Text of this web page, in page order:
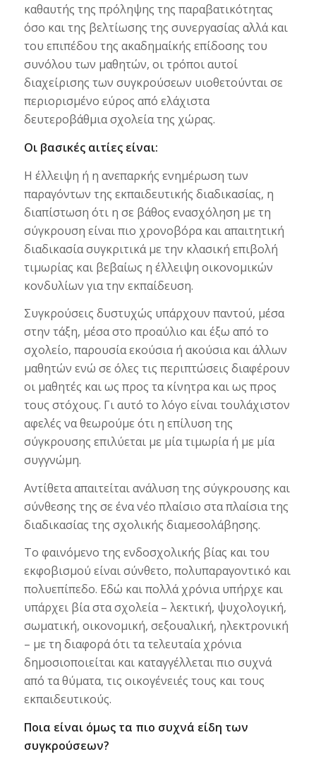
καθαυτής της πρόληψης της παραβατικότητας
όσο και της βελτίωσης της συνεργασίας αλλά και
του επιπέδου της ακαδημαίκής επίδοσης του
συνόλου των μαθητών, οι τρόποι αυτοί
διαχείρισης των συγκρούσεων υιοθετούνται σε
περιορισμένο εύρος από ελάχιστα
δευτεροβάθμια σχολεία της χώρας.
Οι βασικές αιτίες είναι:
Η έλλειψη ή η ανεπαρκής ενημέρωση των
παραγόντων της εκπαιδευτικής διαδικασίας, η
διαπίστωση ότι η σε βάθος ενασχόληση με τη
σύγκρουση είναι πιο χρονοβόρα και απαιτητική
διαδικασία συγκριτικά με την κλασική επιβολή
τιμωρίας και βεβαίως η έλλειψη οικονομικών
κονδυλίων για την εκπαίδευση.
Συγκρούσεις δυστυχώς υπάρχουν παντού, μέσα
στην τάξη, μέσα στο προαύλιο και έξω από το
σχολείο, παρουσία εκούσια ή ακούσια και άλλων
μαθητών ενώ σε όλες τις περιπτώσεις διαφέρουν
οι μαθητές και ως προς τα κίνητρα και ως προς
τους στόχους. Γι αυτό το λόγο είναι τουλάχιστον
αφελές να θεωρούμε ότι η επίλυση της
σύγκρουσης επιλύεται με μία τιμωρία ή με μία
συγγνώμη.
Αντίθετα απαιτείται ανάλυση της σύγκρουσης και
σύνθεσης της σε ένα νέο πλαίσιο στα πλαίσια της
διαδικασίας της σχολικής διαμεσολάβησης.
Το φαινόμενο της ενδοσχολικής βίας και του
εκφοβισμού είναι σύνθετο, πολυπαραγοντικό και
πολυεπίπεδο. Εδώ και πολλά χρόνια υπήρχε και
υπάρχει βία στα σχολεία – λεκτική, ψυχολογική,
σωματική, οικονομική, σεξουαλική, ηλεκτρονική
– με τη διαφορά ότι τα τελευταία χρόνια
δημοσιοποιείται και καταγγέλλεται πιο συχνά
από τα θύματα, τις οικογένειές τους και τους
εκπαιδευτικούς.
Ποια είναι όμως τα πιο συχνά είδη των
συγκρούσεων?